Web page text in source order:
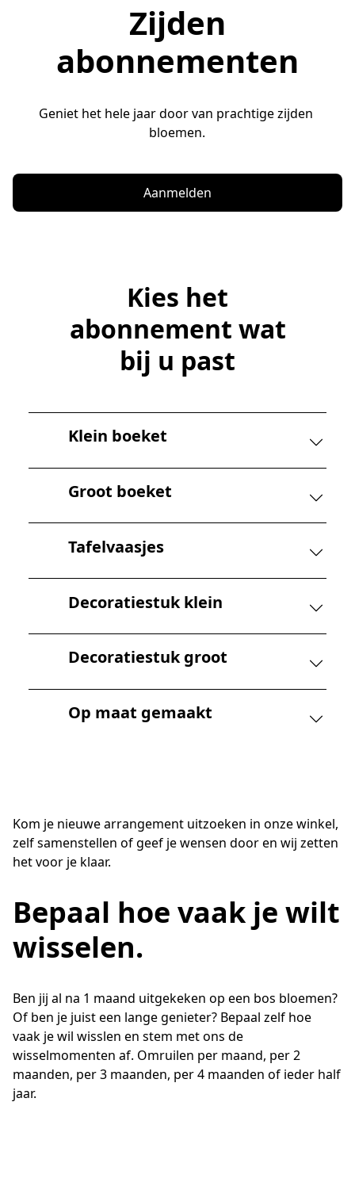
Zijden
abonnementen
Geniet het hele jaar door van prachtige zijden
bloemen.
Aanmelden
Kies het
abonnement wat
bij u past
Klein boeket
Groot boeket
Tafelvaasjes
Decoratiestuk klein
Decoratiestuk groot
Op maat gemaakt
Kom je nieuwe arrangement uitzoeken in onze winkel,
zelf samenstellen of geef je wensen door en wij zetten
het voor je klaar.
Bepaal hoe vaak je wilt
wisselen.
Ben jij al na 1 maand uitgekeken op een bos bloemen?
Of ben je juist een lange genieter? Bepaal zelf hoe
vaak je wil wisslen en stem met ons de
wisselmomenten af. Omruilen per maand, per 2
maanden, per 3 maanden, per 4 maanden of ieder half
jaar.